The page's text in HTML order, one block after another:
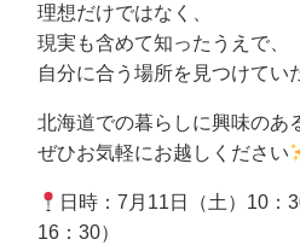
理想だけではなく、
現実も含めて知ったうえで、
自分に合う場所を見つけてい
北海道での暮らしに興味のあ
ぜひお気軽にお越しください
日時：7月11日（土）10：
16：30）